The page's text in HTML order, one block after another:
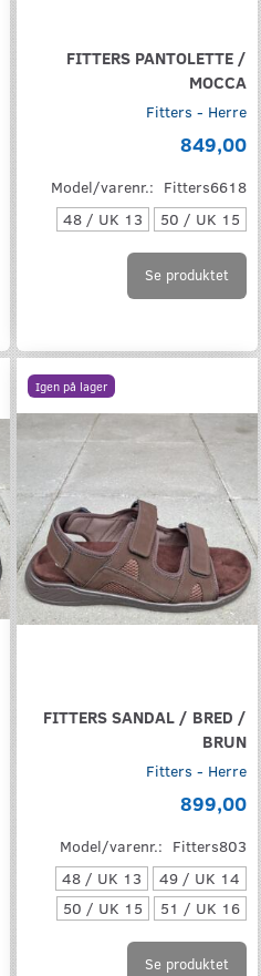
FITTERS PANTOLETTE /
MOCCA
Fitters - Herre
849,00
Model/varenr.: Fitters6618
48 / UK 13
50 / UK 15
Se produktet
Igen på lager
FITTERS SANDAL / BRED /
BRUN
Fitters - Herre
899,00
Model/varenr.: Fitters803
48 / UK 13
49 / UK 14
50 / UK 15
51 / UK 16
Se produktet